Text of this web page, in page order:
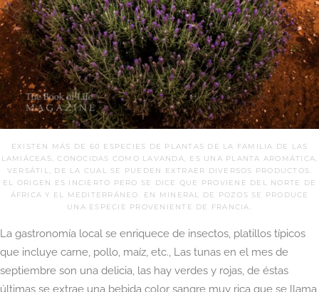
EXISTEN MÁS DE 60 ESPECIES DE PLANTAS DE LA FAMILIA DE LAS
LAMIÁCEAS, CONOCIDAS COMO LAVANDA, ES UNA PLANTA AROMÁTICA,
VERSÁTIL, DE LA CUAL SE PUEDEN EXTRAER DIVERSOS PRODUCTOS.
EL ORIGEN ES INCIERTO PERO SE DICE QUE PROVIENE DEL NORTE DE
ÁFRICA Y EL MEDITERRÁNEO. EN MINERAL DE POZOS SE PRODUCE
UNA ESPECIE PROVENIENTE DE FRANCIA.
La gastronomía local se enriquece de insectos, platillos típicos
que incluye carne, pollo, maíz, etc., Las tunas en el mes de
septiembre son una delicia, las hay verdes y rojas, de éstas
últimas se extrae una bebida color sangre muy rica que se llama